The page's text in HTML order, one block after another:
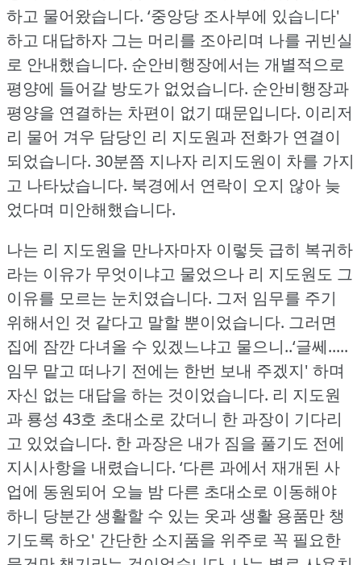
하고 물어왔습니다. ‘중앙당 조사부에 있습니다'
하고 대답하자 그는 머리를 조아리며 나를 귀빈실
로 안내했습니다. 순안비행장에서는 개별적으로
평양에 들어갈 방도가 없었습니다. 순안비행장과
평양을 연결하는 차편이 없기 때문입니다. 이리저
리 물어 겨우 담당인 리 지도원과 전화가 연결이
되었습니다. 30분쯤 지나자 리지도원이 차를 가지
고 나타났습니다. 북경에서 연락이 오지 않아 늦
었다며 미안해했습니다.
나는 리 지도원을 만나자마자 이렇듯 급히 복귀하
라는 이유가 무엇이냐고 물었으나 리 지도원도 그
이유를 모르는 눈치였습니다. 그저 임무를 주기
위해서인 것 같다고 말할 뿐이었습니다. 그러면
집에 잠깐 다녀올 수 있겠느냐고 물으니..‘글쎄.....
임무 맡고 떠나기 전에는 한번 보내 주겠지' 하며
자신 없는 대답을 하는 것이었습니다. 리 지도원
과 룡성 43호 초대소로 갔더니 한 과장이 기다리
고 있었습니다. 한 과장은 내가 짐을 풀기도 전에
지시사항을 내렸습니다. ‘다른 과에서 재개된 사
업에 동원되어 오늘 밤 다른 초대소로 이동해야
하니 당분간 생활할 수 있는 옷과 생활 용품만 챙
기도록 하오' 간단한 소지품을 위주로 꼭 필요한